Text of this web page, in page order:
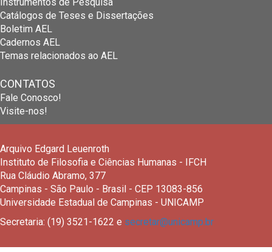
Catálogos de Teses e Dissertações
Boletim AEL
Cadernos AEL
Temas relacionados ao AEL
CONTATOS
Fale Conosco!
Visite-nos!
Arquivo Edgard Leuenroth
Instituto de Filosofia e Ciências Humanas - IFCH
Rua Cláudio Abramo, 377
Campinas - São Paulo - Brasil - CEP 13083-856
Universidade Estadual de Campinas - UNICAMP
Secretaria: (19) 3521-1622 e secretar@unicamp.br